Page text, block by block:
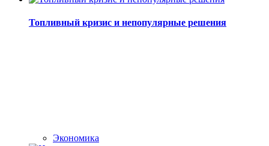
Топливный кризис и непопулярные решения
Экономика